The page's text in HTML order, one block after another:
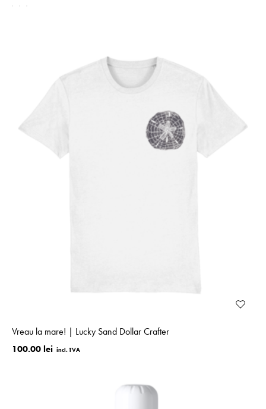
Vreau la mare! | Lucky Sand Dollar Crafter
100.00 lei